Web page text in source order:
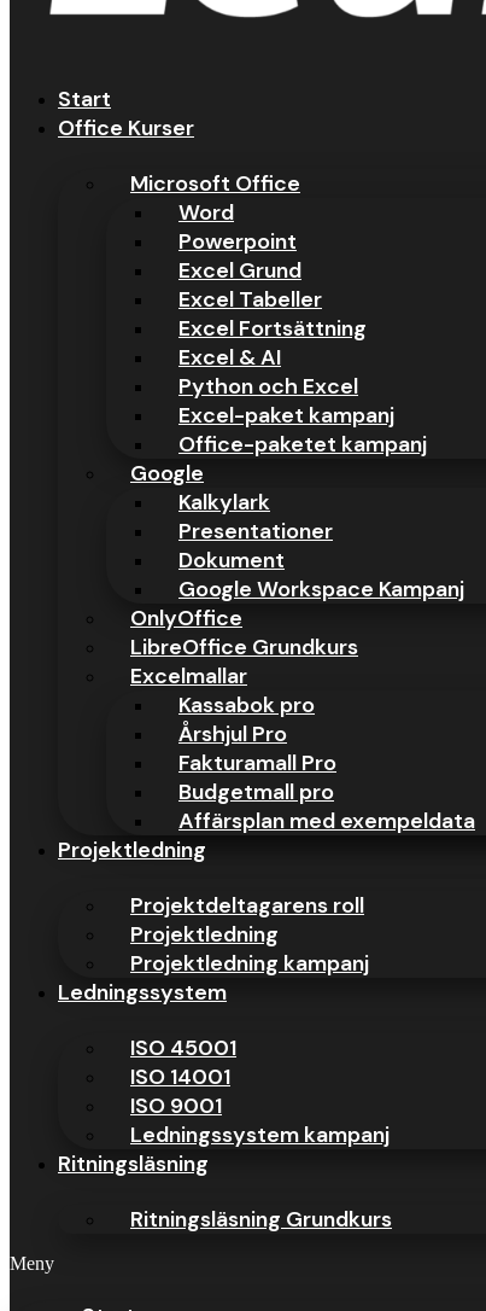
Start
Office Kurser
Microsoft Office
Word
Powerpoint
Excel Grund
Excel Tabeller
Excel Fortsättning
Excel & AI
Python och Excel
Excel-paket kampanj
Office-paketet kampanj
Google
Kalkylark
Presentationer
Dokument
Google Workspace Kampanj
OnlyOffice
LibreOffice Grundkurs
Excelmallar
Kassabok pro
Årshjul Pro
Fakturamall Pro
Budgetmall pro
Affärsplan med exempeldata
Projektledning
Projektdeltagarens roll
Projektledning
Projektledning kampanj
Ledningssystem
ISO 45001
ISO 14001
ISO 9001
Ledningssystem kampanj
Ritningsläsning
Ritningsläsning Grundkurs
Meny
Arbetslivet förändras snabbare än någonsin. Nya digitala
arbetar inom administration, ekonomi, försäljning, HR,
Excelkurs distans – därför är det